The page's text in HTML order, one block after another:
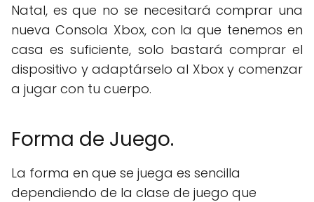
Natal, es que no se necesitará comprar una
nueva Consola Xbox, con la que tenemos en
casa es suficiente, solo bastará comprar el
dispositivo y adaptárselo al Xbox y comenzar
a jugar con tu cuerpo.
Forma de Juego.
La forma en que se juega es sencilla
dependiendo de la clase de juego que